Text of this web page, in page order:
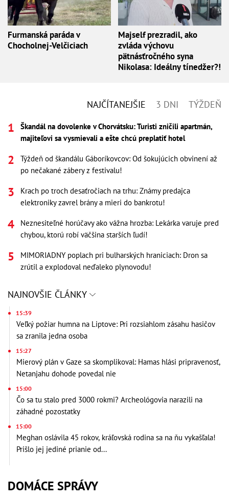
Furmanská paráda v
Chocholnej-Velčiciach
Majself prezradil, ako
zvláda výchovu
pätnásťročného syna
Nikolasa: Ideálny tínedžer?!
NAJČÍTANEJŠIE 3 DNI TÝŽDEŇ
Škandál na dovolenke v Chorvátsku: Turisti zničili apartmán,
majiteľovi sa vysmievali a ešte chcú preplatiť hotel
Týždeň od škandálu Gáboríkovcov: Od šokujúcich obvinení až
po nečakané zábery z festivalu!
Krach po troch desaťročiach na trhu: Známy predajca
elektroniky zavrel brány a mieri do bankrotu!
Neznesiteľné horúčavy ako vážna hrozba: Lekárka varuje pred
chybou, ktorú robí väčšina starších ľudí!
MIMORIADNY poplach pri bulharských hraniciach: Dron sa
zrútil a explodoval neďaleko plynovodu!
NAJNOVŠIE ČLÁNKY
15:39
Veľký požiar humna na Liptove: Pri rozsiahlom zásahu hasičov
sa zranila jedna osoba
15:27
Mierový plán v Gaze sa skomplikoval: Hamas hlási pripravenosť,
Netanjahu dohode povedal nie
15:00
Čo sa tu stalo pred 3000 rokmi? Archeológovia narazili na
záhadné pozostatky
15:00
Meghan oslávila 45 rokov, kráľovská rodina sa na ňu vykašľala!
Prišlo jej jediné prianie od...
DOMÁCE SPRÁVY